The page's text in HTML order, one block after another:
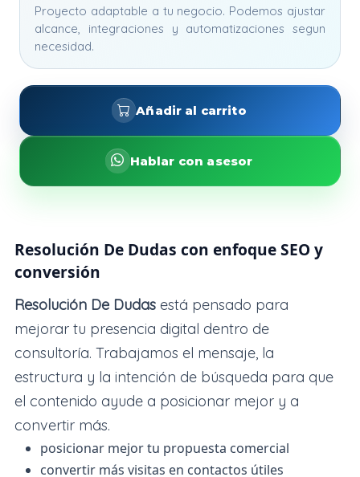
Proyecto adaptable a tu negocio. Podemos ajustar
alcance, integraciones y automatizaciones segun
necesidad.
Añadir al carrito
Hablar con asesor
Resolución De Dudas con enfoque SEO y
conversión
Resolución De Dudasestá pensado para
mejorar tu presencia digital dentro de
consultoría. Trabajamos el mensaje, la
estructura y la intención de búsqueda para que
el contenido ayude a posicionar mejor y a
convertir más.
posicionar mejor tu propuesta comercial
convertir más visitas en contactos útiles